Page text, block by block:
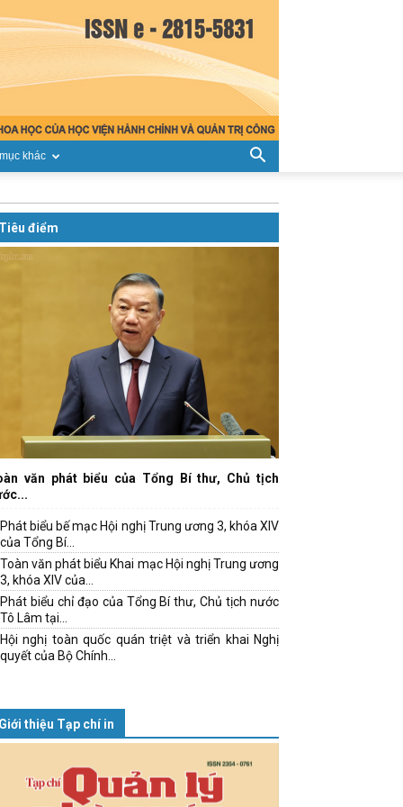
khác
Tiêu điểm
văn phát biểu của Tổng Bí thư, Chủ tịch
Phát biểu bế mạc Hội nghị Trung ương 3, khóa XIV
của Tổng Bí...
Toàn văn phát biểu Khai mạc Hội nghị Trung ương
3, khóa XIV của...
Phát biểu chỉ đạo của Tổng Bí thư, Chủ tịch nước
Tô Lâm tại...
Hội nghị toàn quốc quán triệt và triển khai Nghị
quyết của Bộ Chính...
Giới thiệu Tạp chí in